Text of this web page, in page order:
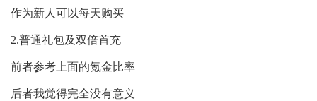
作为新人可以每天购买
2.普通礼包及双倍首充
前者参考上面的氪金比率
后者我觉得完全没有意义